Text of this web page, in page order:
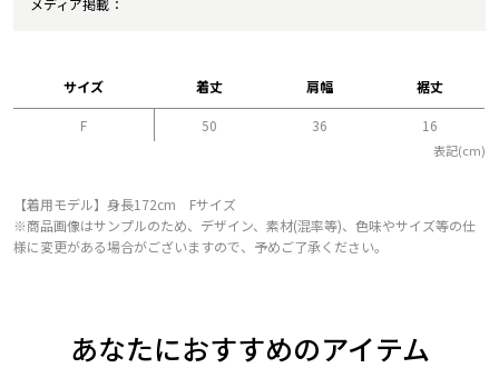
サイズ 着丈 肩幅 裾丈
F 50 36 16
表記(cm)
【着用モデル】身長172cm Fサイズ
※商品画像はサンプルのため、デザイン、素材(混率等)、色味やサイズ等の仕
様に変更がある場合がございますので、予めご了承ください。
あなたにおすすめのアイテム